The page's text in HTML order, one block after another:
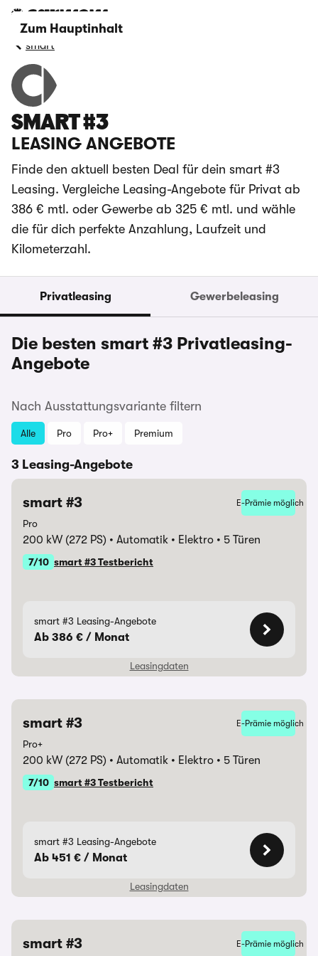
Zum Hauptinhalt
smart
SMART #3
LEASING ANGEBOTE
Finde den aktuell besten Deal für dein smart #3
Leasing. Vergleiche Leasing-Angebote für Privat ab
386 € mtl. oder Gewerbe ab 325 € mtl. und wähle
die für dich perfekte Anzahlung, Laufzeit und
Kilometerzahl.
Privatleasing Gewerbeleasing
Die besten smart #3 Privatleasing-
Angebote
Nach Ausstattungsvariante filtern
Alle Pro Pro+ Premium
3 Leasing-Angebote
smart #3 E-Prämie möglich
Pro
200 kW (272 PS) Automatik Elektro 5 Türen
7/10 smart #3 Testbericht
smart #3 Leasing-Angebote
Ab 386 € / Monat
Leasingdaten
Laufzeit 48 Monate
Monatliche Rate 385,99 €
850,00 €
18.527,52 €
Hinweise &
| ALD AutoLeasing D GmbH,
smart #3 E-Prämie möglich
Pro+
200 kW (272 PS) Automatik Elektro 5 Türen
7/10 smart #3 Testbericht
smart #3 Leasing-Angebote
Ab 451 € / Monat
Leasingdaten
Laufzeit 48 Monate
smart #3 E-Prämie möglich